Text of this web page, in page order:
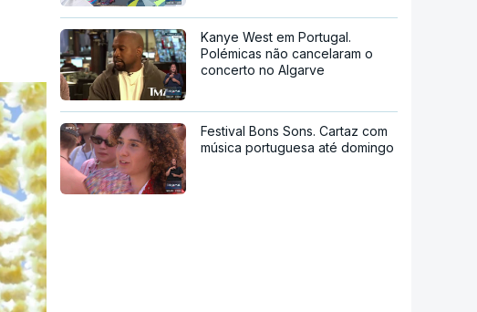
Kanye West em Portugal.
Polémicas não cancelaram o
concerto no Algarve
Festival Bons Sons. Cartaz com
música portuguesa até domingo